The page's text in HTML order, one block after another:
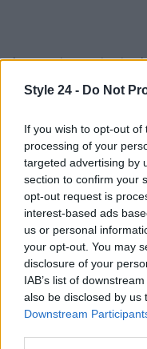
Style 24 - Do Not
If you wish to opt-out
processing of your
targeted advertising by
section to confirm your
opt-out request is
interest-based ads
us or personal
your opt-out. You may
disclosure of your
IAB’s list of
also be disclosed by us
Downstream
In questo contesto,
dicambiamentoe
suoi look e il suo
testimoni di un
ispirare.
AUTORE
Staff